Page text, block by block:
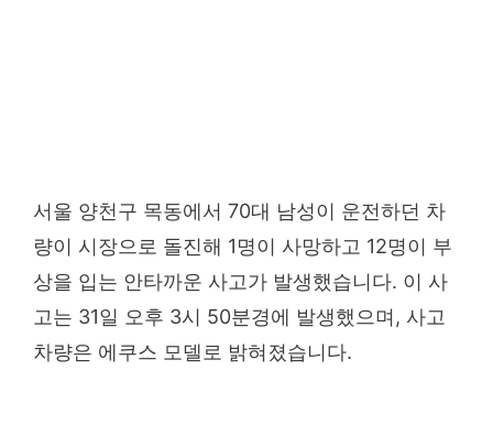
서울 양천구 목동에서 70대 남성이 운전하던 차
량이 시장으로 돌진해 1명이 사망하고 12명이 부
상을 입는 안타까운 사고가 발생했습니다. 이 사
고는 31일 오후 3시 50분경에 발생했으며, 사고
차량은 에쿠스 모델로 밝혀졌습니다.